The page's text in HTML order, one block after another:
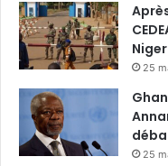
Niger
25
25